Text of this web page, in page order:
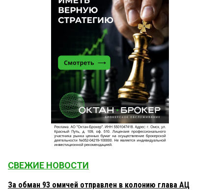
СВЕЖИЕ НОВОСТИ
За обман 93 омичей отправлен в колонию глава АЦ